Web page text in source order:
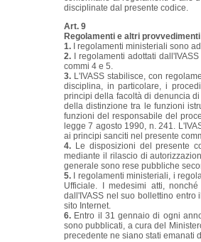
disciplinate dal presente codice.
Art. 9
Regolamenti e altri provvedimenti
1. I regolamenti ministeriali sono
2. I regolamenti adottati
commi 4 e 5.
3. L'IVASS stabilisce, con
disciplina, in particolare, i
principi della facoltà di denuncia
della distinzione tra le funzioni
funzioni del responsabile del
legge 7 agosto 1990, n. 241.
ai principi sanciti nel presente
4. Le disposizioni del presente
mediante il rilascio di
generale sono rese pubbliche
5. I regolamenti ministeriali, i
Ufficiale. I medesimi atti,
dall'IVASS nel suo bollettino
sito Internet.
6. Entro il 31 gennaio di ogni
sono pubblicati, a cura del
precedente ne siano stati emanati